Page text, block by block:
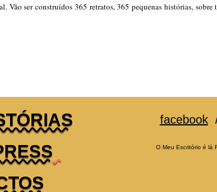
Vão ser construídos 365 retratos, 365 pequenas histórias,
facebook
O Meu Escritório é lá